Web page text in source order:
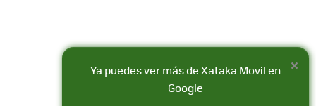
×
Ya puedes ver más de Xataka Movil en
Google